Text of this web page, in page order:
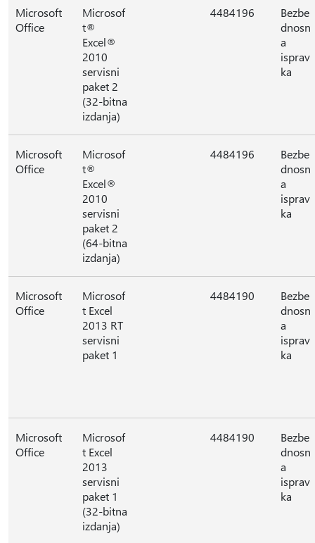
Microsoft
Office
Microsof
t®
Excel®
2010
servisni
paket 2
(32-bitna
izdanja)
4484196
Bezbe
dnosn
a
isprav
ka
Microsoft
Office
Microsof
t®
Excel®
2010
servisni
paket 2
(64-bitna
izdanja)
4484196
Bezbe
dnosn
a
isprav
ka
Microsoft
Office
Microsof
t Excel
2013 RT
servisni
paket 1
4484190
Bezbe
dnosn
a
isprav
ka
Microsoft
Office
Microsof
t Excel
2013
servisni
paket 1
(32-bitna
izdanja)
4484190
Bezbe
dnosn
a
isprav
ka